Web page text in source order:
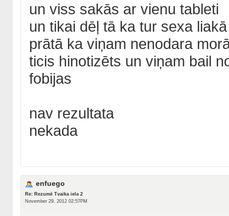
un viss sakās ar vienu tableti
un tikai dēļ tā ka tur sexa
prātā ka viņam nenodara
ticis hinotizēts un viņam bail
fobijas
nav rezultata
nekada
enfuego
Re: Rezumē Tvaika iela 2
November 29, 2012 02:57PM